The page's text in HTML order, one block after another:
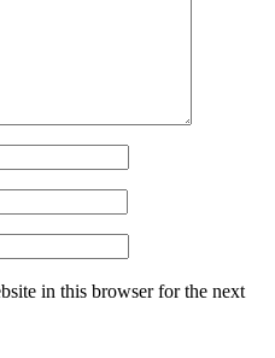
in this browser for the next